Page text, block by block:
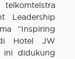
Leadership
“Inspiring
di Hotel JW
ini didukung